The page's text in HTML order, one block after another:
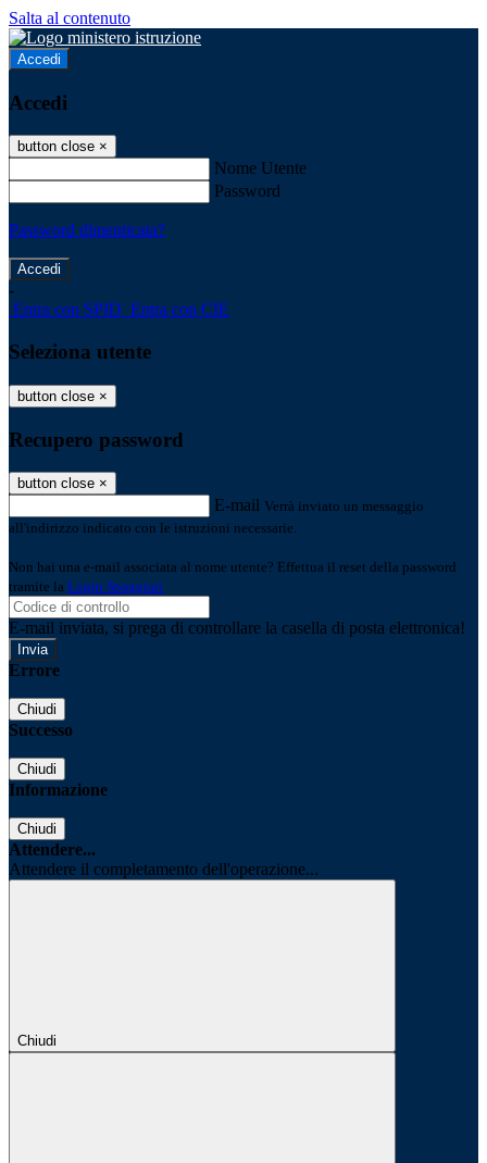
Salta al contenuto
Accedi
Accedi
button close ×
Nome Utente
Password
Password dimenticata?
-
Entra con SPID Entra con CIE
Seleziona utente
button close ×
Recupero password
button close ×
E-mail Verrà inviato un messaggio
all'indirizzo indicato con le istruzioni necessarie.
Non hai una e-mail associata al nome utente? Effettua il reset della password
tramite la Login Spaggiari
E-mail inviata, si prega di controllare la casella di posta elettronica!
Errore
Chiudi
Successo
Chiudi
Informazione
Chiudi
Attendere...
Attendere il completamento dell'operazione...
Chiudi